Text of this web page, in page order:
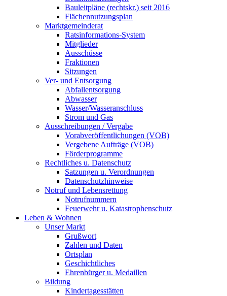
Bauleitpläne (rechtskr.) seit 2016
Flächennutzungsplan
Marktgemeinderat
Ratsinformations-System
Mitglieder
Ausschüsse
Fraktionen
Sitzungen
Ver- und Entsorgung
Abfallentsorgung
Abwasser
Wasser/Wasseranschluss
Strom und Gas
Ausschreibungen / Vergabe
Vorabveröffentlichungen (VOB)
Vergebene Aufträge (VOB)
Förderprogramme
Rechtliches u. Datenschutz
Satzungen u. Verordnungen
Datenschutzhinweise
Notruf und Lebensrettung
Notrufnummern
Feuerwehr u. Katastrophenschutz
Leben & Wohnen
Unser Markt
Grußwort
Zahlen und Daten
Ortsplan
Geschichtliches
Ehrenbürger u. Medaillen
Bildung
Kindertagesstätten